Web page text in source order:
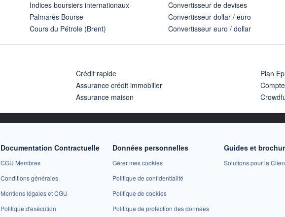
Indices boursiers internationaux
Palmarès Bourse
Cours du Pétrole (Brent)
Convertisseur de devises
Convertisseur dollar / euro
Convertisseur euro / dollar
Crédit rapide
Assurance crédit immobilier
Assurance maison
Plan
Documentation Contractuelle
CGU Membres
Conditions générales
Mentions légales et CGU
Politique d'exécution
Données personnelles
Gérer mes cookies
Politique de confidentialité
Politique de cookies
Politique de protection des données
Guides et
Solutions pour la